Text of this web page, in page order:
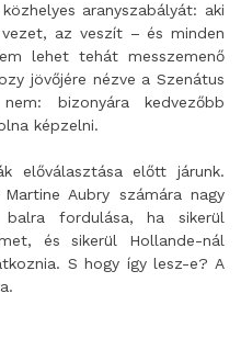
aranyszabályát: aki
az veszít – és minden
lehet tehát messzemenő
jövőjére nézve a Szenátus
bizonyára kedvezőbb
képzelni.
előválasztása előtt járunk.
Aubry számára nagy
fordulása, ha sikerül
és sikerül Hollande-nál
S hogy így lesz-e? A